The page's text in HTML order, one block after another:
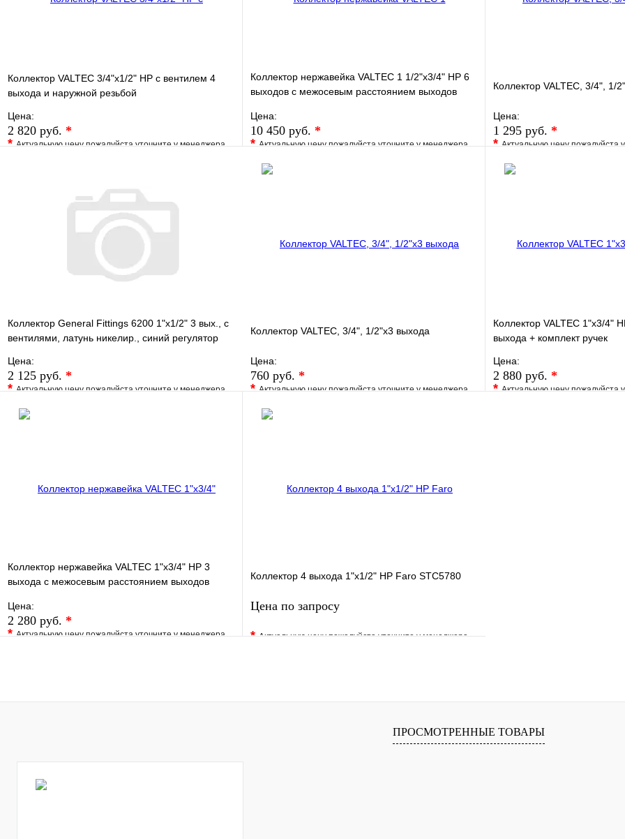
Коллектор VALTEC 3/4"х1/2" НР с вентилем 4
выхода и наружной резьбой
Цена:
2 820 руб. *
*Актуальную цену пожалуйста уточните у менеджера
В корзину
Коллектор нержавейка VALTEC 1 1/2"х3/4" НР 6
выходов с межосевым расстоянием выходов
Цена:
10 450 руб. *
*Актуальную цену пожалуйста уточните у менеджера
В избранное
Коллектор VALTEC, 3/4", 1/
Цена:
1 295 руб. *
*Актуальную цену пожалуйста
В избранное
Коллектор General Fittings 6200 1"х1/2" 3 вых., c
вентилями, латунь никелир., синий регулятор
Цена:
2 125 руб. *
*Актуальную цену пожалуйста уточните у менеджера
В избранное
Коллектор VALTEC, 3/4", 1/2"х3 выхода
Цена:
760 руб. *
*Актуальную цену пожалуйста уточните у менеджера
В избранное
Коллектор VALTEC 1"х3/4"
выхода + комплект ручек
Цена:
2 880 руб. *
*Актуальную цену пожалуйста
Коллектор нержавейка VALTEC 1"х3/4" НР 3
выхода с межосевым расстоянием выходов
Цена:
2 280 руб. *
*Актуальную цену пожалуйста уточните у менеджера
Коллектор 4 выхода 1"х1/2" НР Faro STC5780
Цена по запросу
*Актуальную цену пожалуйста уточните у менеджера
ПРОСМОТРЕННЫЕ ТОВАРЫ